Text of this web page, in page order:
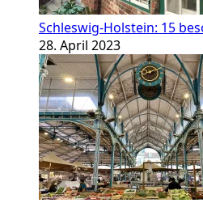
Schleswig-Holstein: 15
28. April 2023